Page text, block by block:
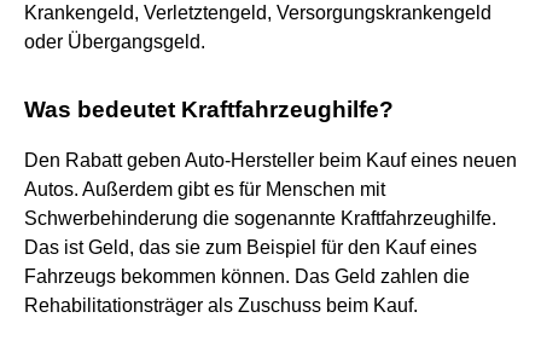
Krankengeld, Verletztengeld, Versorgungskrankengeld
oder Übergangsgeld.
Was bedeutet Kraftfahrzeughilfe?
Den Rabatt geben Auto-Hersteller beim Kauf eines neuen
Autos. Außerdem gibt es für Menschen mit
Schwerbehinderung die sogenannte Kraftfahrzeughilfe.
Das ist Geld, das sie zum Beispiel für den Kauf eines
Fahrzeugs bekommen können. Das Geld zahlen die
Rehabilitationsträger als Zuschuss beim Kauf.